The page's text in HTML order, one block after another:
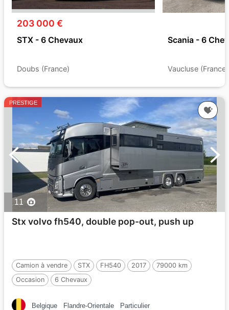
203 000 €
STX - 6 Chevaux
Doubs (France)
Scania - 6
Vaucluse (France)
PRESTIGE
11
Stx volvo fh540, double pop-out, push up
Camion à vendre STX FH540 2017
79000 km
Occasion
6 Chevaux
Belgique Flandre-Orientale Particulier